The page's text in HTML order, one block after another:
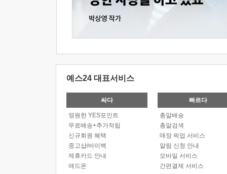
예스24 대표서비스
싸다
영원한 YES포인트
무료배송+추가적립
신규회원 혜택
중고샵/바이백
제휴카드 안내
애드온
빠르다
총알배송
총알검색
매장 픽업 서비스
알림 신청 안내
모바일 서비스
간편결제 서비스